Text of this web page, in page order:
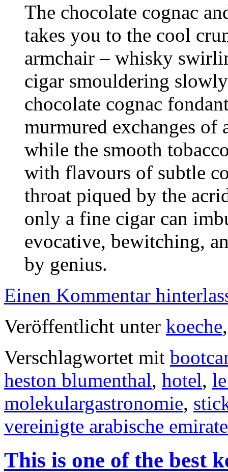
The chocolate cognac
takes you to the cool
armchair – whisky
cigar smouldering
chocolate cognac
murmured exchanges of
while the smooth
with flavours of subtle
throat piqued by the
only a fine cigar can
evocative, bewitching,
by genius.
Einen Kommentar
Veröffentlicht unter koeche
Verschlagwortet mit
heston blumenthal, hotel,
molekulargastronomie,
vereinigte arabische emirate
This is one of the best